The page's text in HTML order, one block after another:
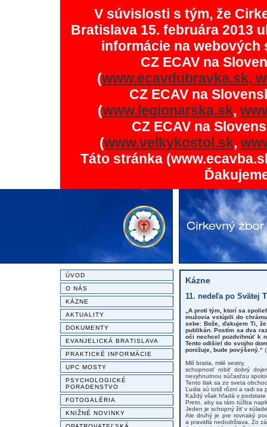
V súvislosti s tým, že
Bratislava 15. februára 2013
informácie na
CZ ECAV na
(www.ecavdubravka.sk,
CZ ECAV na
(www.legionarska.sk,
CZ ECAV na
(www.velkykostol.sk,
Táto stránka
ÚVOD
O NÁS
KÁZNE
AKTUALITY
DOKUMENTY
EVANJELICKÁ BRATISLAVA
PRAKTICKÉ INFORMÁCIE
UPC MOSTY
PSYCHOLOGICKÉ
PORADENSTVO
FOTOGALÉRIA
KNIŽNÉ NOVINKY
Kázne
11. nedeľa po Svätej
„A proti tým, ktorí sa
mužovia vstúpili do
sebe: Bože, ďakujem Ti,
publikán. Postím sa dva
oči nechcel pozdvihnúť k
Tento odišiel do svojho
ponižuje, bude povýšený.“
Milí bratia, milé sestry,
schopnosť robiť dobrý
nevyhnutnou súčasťou
Tento tlak sa zo sveta
Ľudia sú totiž rôzni a radi sa
Každý však hľadá v
Preto, aby sa táto túžba
Jeden je schopný žiť v
Ale druhý je pre rovnaký
a pravidlá nedodržiava. Zo